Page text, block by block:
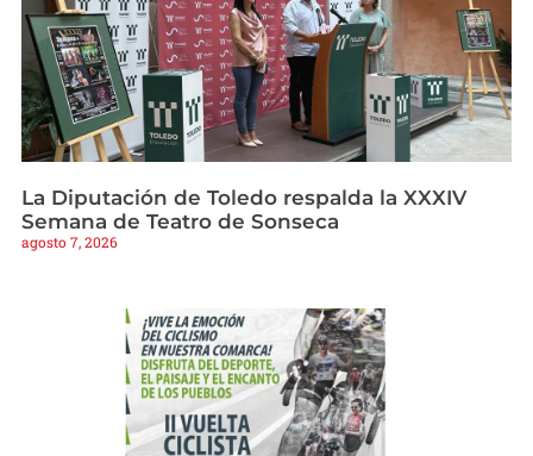
La Diputación de Toledo respalda la XXXIV
Semana de Teatro de Sonseca
agosto 7, 2026